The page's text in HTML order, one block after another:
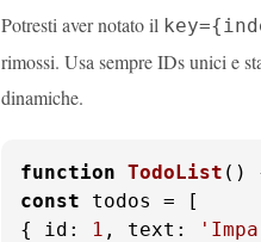
Potresti aver notato il
rimossi. Usa sempre IDs unici e
dinamiche.
function TodoList (
const todos = [
{ id : 1 , text :